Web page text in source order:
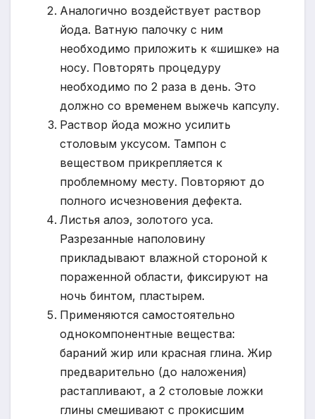
Аналогично воздействует раствор
йода. Ватную палочку с ним
необходимо приложить к «шишке» на
носу. Повторять процедуру
необходимо по 2 раза в день. Это
должно со временем выжечь капсулу.
Раствор йода можно усилить
столовым уксусом. Тампон с
веществом прикрепляется к
проблемному месту. Повторяют до
полного исчезновения дефекта.
Листья алоэ, золотого уса.
Разрезанные наполовину
прикладывают влажной стороной к
пораженной области, фиксируют на
ночь бинтом, пластырем.
Применяются самостоятельно
однокомпонентные вещества:
бараний жир или красная глина. Жир
предварительно (до наложения)
растапливают, а 2 столовые ложки
глины смешивают с прокисшим